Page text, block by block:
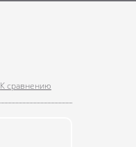
К сравнению